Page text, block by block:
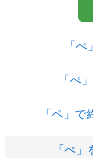
「
「ぺ
「ペ」
「ぺ